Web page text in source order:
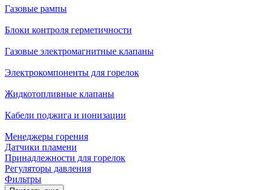
Газовые рампы
Блоки контроля герметичности
Газовые электромагнитные клапаны
Электрокомпоненты для горелок
Жидкотопливные клапаны
Кабели поджига и ионизации
Менеджеры горения
Датчики пламени
Принадлежности для горелок
Регуляторы давления
Фильтры